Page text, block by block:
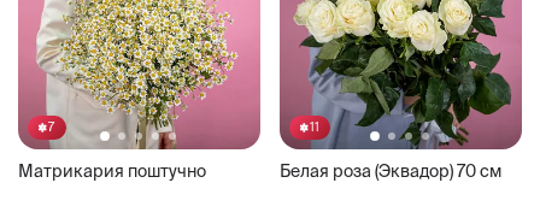
7
Матрикария поштучно
11
Белая роза (Эквадор) 70 см